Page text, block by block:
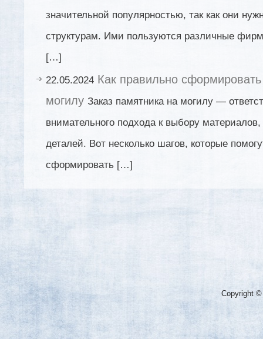
значительной популярностью, так как они
структурам. Ими пользуются различные
[…]
22.05.2024 Как правильно
могилу Заказ памятника на могилу —
внимательного подхода к выбору
деталей. Вот несколько шагов, которые
сформировать […]
Copyright ©